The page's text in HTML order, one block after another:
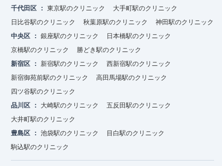
千代田区
東京駅のクリニック
大手町駅のクリニック
日比谷駅のクリニック
秋葉原駅のクリニック
神田駅のクリニック
中央区
銀座駅のクリニック
日本橋駅のクリニック
京橋駅のクリニック
勝どき駅のクリニック
新宿区
新宿駅のクリニック
西新宿駅のクリニック
新宿御苑前駅のクリニック
高田馬場駅のクリニック
四ツ谷駅のクリニック
品川区
大崎駅のクリニック
五反田駅のクリニック
大井町駅のクリニック
豊島区
池袋駅のクリニック
目白駅のクリニック
駒込駅のクリニック